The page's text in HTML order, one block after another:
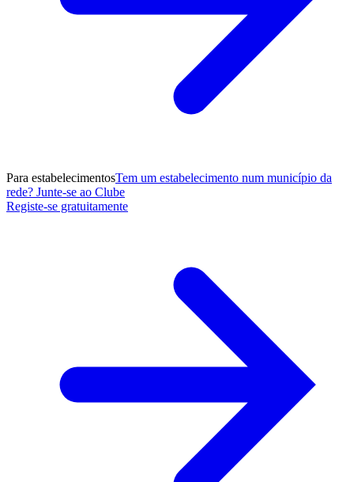
Para estabelecimentosTem um estabelecimento num município da
rede? Junte-se ao Clube
Registe-se gratuitamente